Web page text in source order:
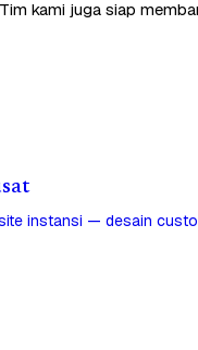
kami juga siap
instansi — desain